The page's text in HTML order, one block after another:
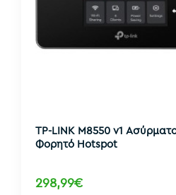
TP-LINK M8550 v1
Φορητό Hotspot
298,99€